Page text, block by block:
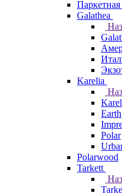
Galathea
Karelia
Earth
Polar
Polarwood
Tarkett